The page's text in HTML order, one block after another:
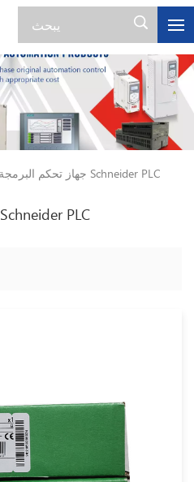
جهاز تحكم البرمجة الجديد Schneider PLC
جهاز تحكم البرمجة الجديد Schneider PLC